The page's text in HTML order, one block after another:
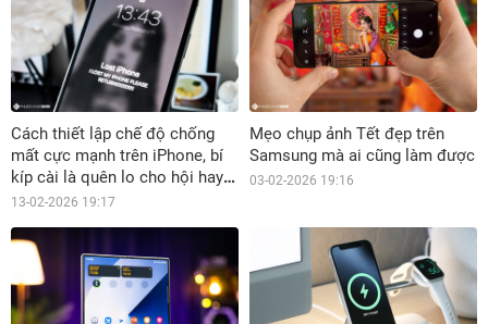
Cách thiết lập chế độ chống
mất cực mạnh trên iPhone, bí
kíp cài là quên lo cho hội hay
lơ đãng
13-02-2026 19:17
Mẹo chụp ảnh Tết đẹp trên
Samsung mà ai cũng làm được
03-02-2026 19:16